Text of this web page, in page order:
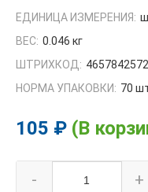
ЕДИНИЦА ИЗМЕРЕНИЯ:
ВЕС: 0.046 кг
ШТРИХКОД:
НОРМА УПАКОВКИ: 70
105 ₽ (В
- +